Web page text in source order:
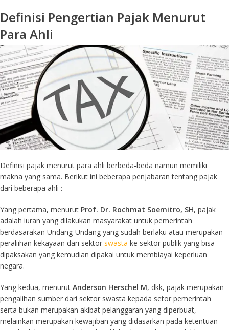
Definisi Pengertian Pajak Menurut
Para Ahli
Definisi pajak menurut para ahli berbeda-beda namun memiliki
makna yang sama. Berikut ini beberapa penjabaran tentang pajak
dari beberapa ahli :
Yang pertama, menurut Prof. Dr. Rochmat Soemitro, SH, pajak
adalah iuran yang dilakukan masyarakat untuk pemerintah
berdasarakan Undang-Undang yang sudah berlaku atau merupakan
peraliihan kekayaan dari sektor swasta ke sektor publik yang bisa
dipaksakan yang kemudian dipakai untuk membiayai keperluan
negara.
Yang kedua, menurut Anderson Herschel M, dkk, pajak merupakan
pengalihan sumber dari sektor swasta kepada setor pemerintah
serta bukan merupakan akibat pelanggaran yang diperbuat,
melainkan merupakan kewajiban yang didasarkan pada ketentuan